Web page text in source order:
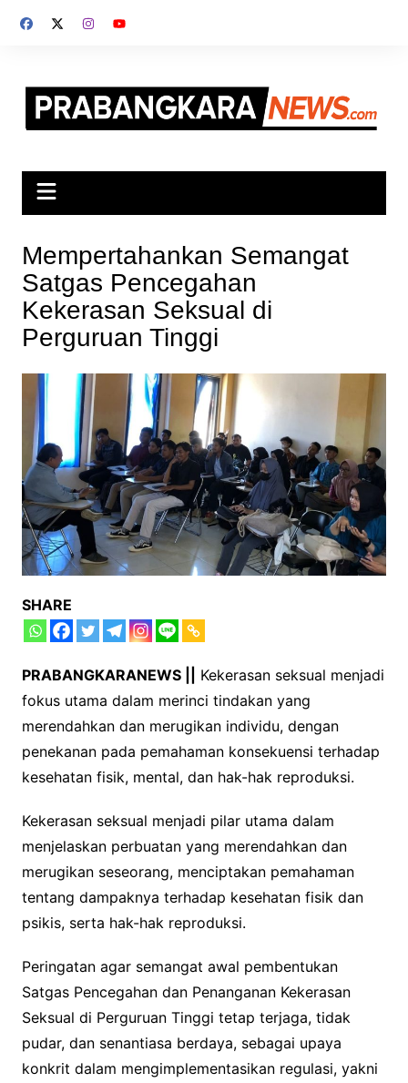
Mempertahankan Semangat
Satgas Pencegahan
Kekerasan Seksual di
Perguruan Tinggi
SHARE
PRABANGKARANEWS ||
Kekerasan seksual menjadi
fokus utama dalam merinci tindakan yang
merendahkan dan merugikan individu, dengan
penekanan pada pemahaman konsekuensi terhadap
kesehatan fisik, mental, dan hak-hak reproduksi.
Kekerasan seksual menjadi pilar utama dalam
menjelaskan perbuatan yang merendahkan dan
merugikan seseorang, menciptakan pemahaman
tentang dampaknya terhadap kesehatan fisik dan
psikis, serta hak-hak reproduksi.
Peringatan agar semangat awal pembentukan
Satgas Pencegahan dan Penanganan Kekerasan
Seksual di Perguruan Tinggi tetap terjaga, tidak
pudar, dan senantiasa berdaya, sebagai upaya
konkrit dalam mengimplementasikan regulasi, yakni